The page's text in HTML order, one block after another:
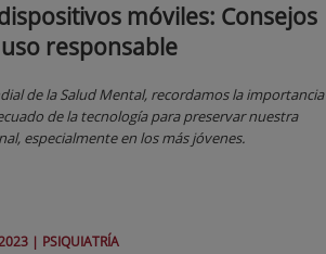
móviles: Consejos
responsable
de la Salud Mental, recordamos la importancia
de la tecnología para preservar nuestra
especialmente en los más jóvenes.
| PSIQUIATRÍA